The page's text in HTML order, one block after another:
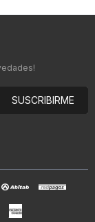
SUSCRIBIRME